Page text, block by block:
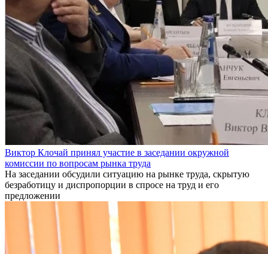
Виктор Клочай принял участие в заседании окружной
комиссии по вопросам рынка труда
На заседании обсудили ситуацию на рынке труда, скрытую
безработицу и диспропорции в спросе на труд и его
предложении